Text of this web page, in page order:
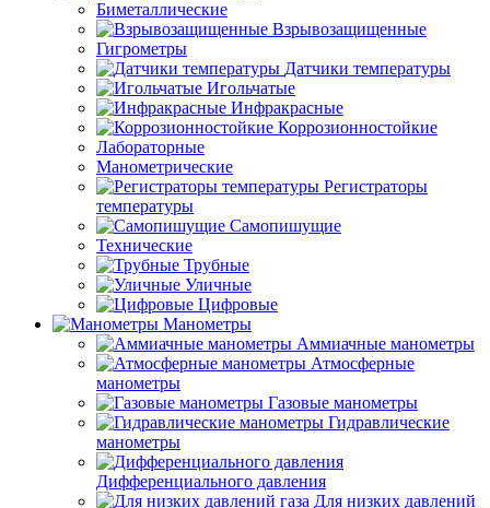
Биметаллические
Взрывозащищенные
Гигрометры
Датчики температуры
Игольчатые
Инфракрасные
Коррозионностойкие
Лабораторные
Манометрические
Регистраторы
температуры
Самопишущие
Технические
Трубные
Уличные
Цифровые
Манометры
Аммиачные манометры
Атмосферные
манометры
Газовые манометры
Гидравлические
манометры
Дифференциального давления
Для низких давлений